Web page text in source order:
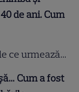
de ani. Cum
ce urmează…
Cum a fost